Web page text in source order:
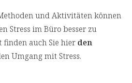
und Aktivitäten können
Stress im Büro besser zu
auch Sie hier den
Umgang mit Stress.